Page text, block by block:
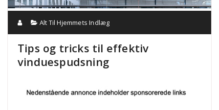
Alt Til Hjemmets Indlæg
Tips og tricks til effektiv
vinduespudsning